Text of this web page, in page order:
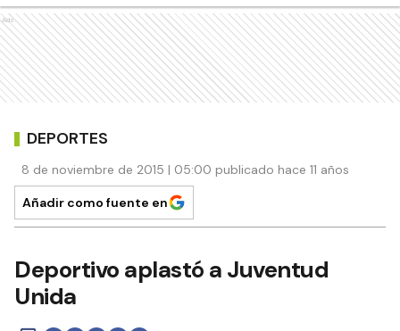
Ads
DEPORTES
8 de noviembre de 2015 | 05:00 publicado hace 11 años
Añadir como fuente en
Deportivo aplastó a Juventud
Unida